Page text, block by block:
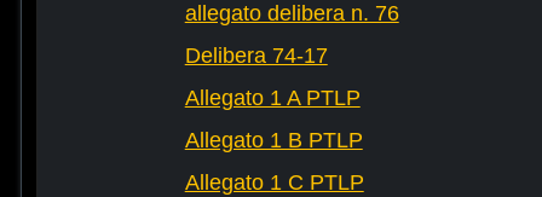
allegato delibera n. 76
Delibera 74-17
Allegato 1 A PTLP
Allegato 1 B PTLP
Allegato 1 C PTLP